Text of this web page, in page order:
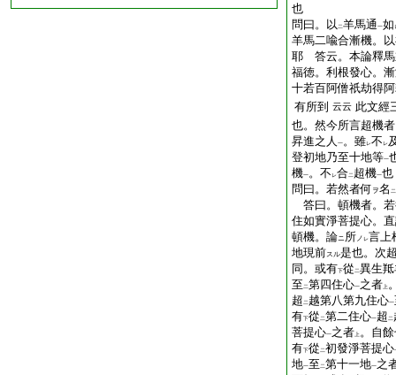
也
問曰。以 二羊馬通一如
羊馬二喩合漸機。
耶 答云。本論釋馬
福徳。利根發心。
十若百阿僧祇劫得
有所到 云云 此文經
也。然今所言超機
昇進之人 一。雖レ不 レ
登初地乃至十地等一
機一。不 レ合二 超機一也
問曰。若然者何 ヲ名 二
答曰。頓機者。
住如實淨菩提心。
頓機。論ニ所ノ レ言上
地現前スル是也。次
同。或有下從 二異生
至 二第四住心一之者 上
超 二 越第八第九住心一
有下從 二第二住心一超 二
菩提心一之者 上 。自
有下從 二初發淨菩提心
地一至 二第十一地一之